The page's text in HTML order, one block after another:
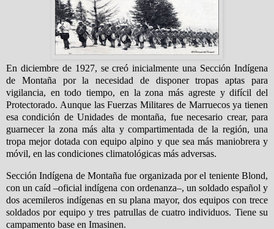
En diciembre de 1927, se creó inicialmente una Sección Indígena
de Montaña por la necesidad de disponer tropas aptas para
vigilancia, en todo tiempo, en la zona más agreste y difícil del
Protectorado. Aunque las Fuerzas Militares de Marruecos ya tienen
esa condición de Unidades de montaña, fue necesario crear, para
guarnecer la zona más alta y compartimentada de la región, una
tropa mejor dotada con equipo alpino y que sea más maniobrera y
móvil, en las condiciones climatológicas más adversas.
Sección Indígena de Montaña fue organizada por el teniente Blond,
con un caíd –oficial indígena con ordenanza–, un soldado español y
dos acemileros indígenas en su plana mayor, dos equipos con trece
soldados por equipo y tres patrullas de cuatro individuos. Tiene su
campamento base en Imasinen.